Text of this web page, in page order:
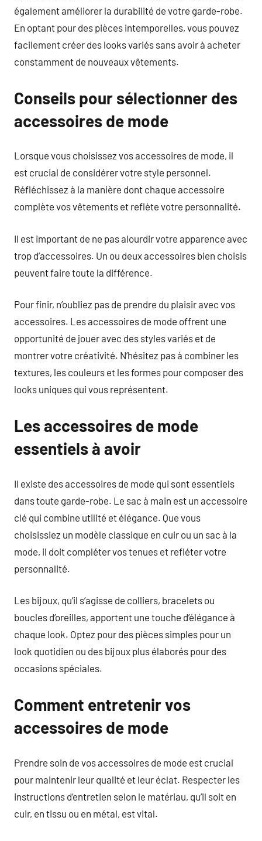
également améliorer la durabilité de votre garde-robe.
En optant pour des pièces intemporelles, vous pouvez
facilement créer des looks variés sans avoir à acheter
constamment de nouveaux vêtements.
Conseils pour sélectionner des
accessoires de mode
Lorsque vous choisissez vos accessoires de mode, il
est crucial de considérer votre style personnel.
Réfléchissez à la manière dont chaque accessoire
complète vos vêtements et reflète votre personnalité.
Il est important de ne pas alourdir votre apparence avec
trop d’accessoires. Un ou deux accessoires bien choisis
peuvent faire toute la différence.
Pour finir, n’oubliez pas de prendre du plaisir avec vos
accessoires. Les accessoires de mode offrent une
opportunité de jouer avec des styles variés et de
montrer votre créativité. N’hésitez pas à combiner les
textures, les couleurs et les formes pour composer des
looks uniques qui vous représentent.
Les accessoires de mode
essentiels à avoir
Il existe des accessoires de mode qui sont essentiels
dans toute garde-robe. Le sac à main est un accessoire
clé qui combine utilité et élégance. Que vous
choisissiez un modèle classique en cuir ou un sac à la
mode, il doit compléter vos tenues et refléter votre
personnalité.
Les bijoux, qu’il s’agisse de colliers, bracelets ou
boucles d’oreilles, apportent une touche d’élégance à
chaque look. Optez pour des pièces simples pour un
look quotidien ou des bijoux plus élaborés pour des
occasions spéciales.
Comment entretenir vos
accessoires de mode
Prendre soin de vos accessoires de mode est crucial
pour maintenir leur qualité et leur éclat. Respecter les
instructions d’entretien selon le matériau, qu’il soit en
cuir, en tissu ou en métal, est vital.